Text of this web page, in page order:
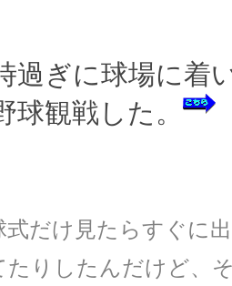
過ぎに球場に着
球観戦した。
式だけ見たらすぐに
たりしたんだけど、